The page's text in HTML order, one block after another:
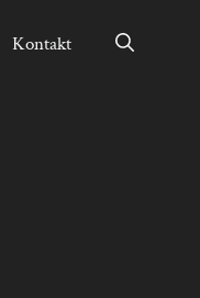
Kontakt